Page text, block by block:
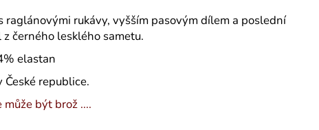
raglánovými rukávy, vyšším pasovým dílem a poslední
černého lesklého sametu.
elastan
republice.
být brož ....